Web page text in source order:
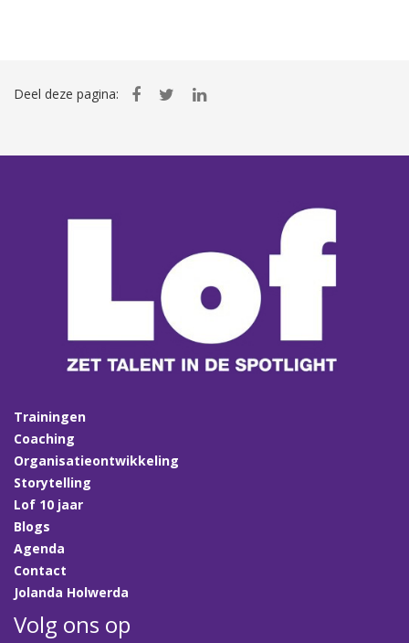
Deel deze pagina:
Trainingen
Coaching
Organisatieontwikkeling
Storytelling
Lof 10 jaar
Blogs
Agenda
Contact
Jolanda Holwerda
Volg ons op